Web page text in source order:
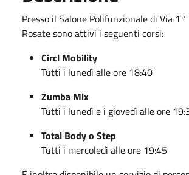
Presso il Salone Polifunzionale di Via 1°
Rosate sono attivi i seguenti corsi:
Circl Mobility
Tutti i lunedì alle ore 18:40
Zumba Mix
Tutti i lunedì e i giovedì alle ore
Total Body o Step
Tutti i mercoledì alle ore 19:45